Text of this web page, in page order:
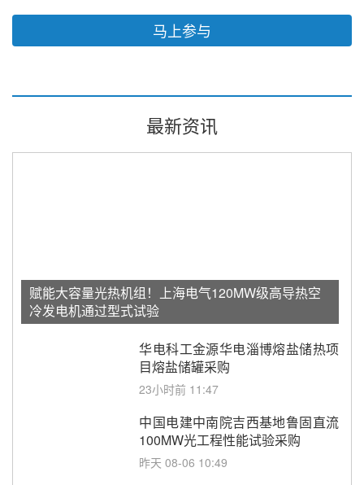
马上参与
最新资讯
赋能大容量光热机组！上海电气120MW级高导热空
冷发电机通过型式试验
华电科工金源华电淄博熔盐储热项
目熔盐储罐采购
23小时前 11:47
中国电建中南院吉西基地鲁固直流
100MW光工程性能试验采购
昨天 08-06 10:49